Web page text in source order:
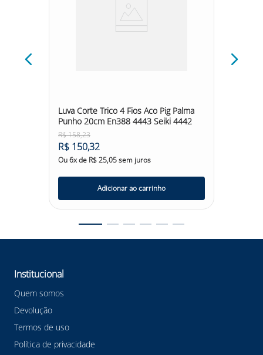
Luva Corte Trico 4 Fios Aco Pig Palma
Punho 20cm En388 4443 Seiki 4442
R$158,23
R$ 150,32
Ou6x de R$25,05sem juros
Adicionar ao carrinho
Institucional
Quem somos
Devolução
Termos de uso
Política de privacidade